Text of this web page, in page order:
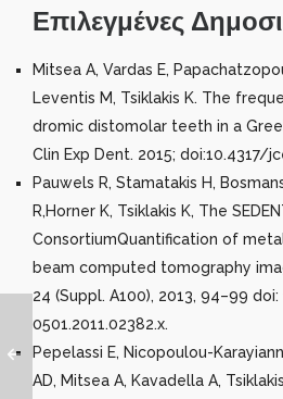
Επιλεγμένες
Mitsea A, Vardas E,
Leventis M, Tsiklakis K. The
dromic distomolar teeth in a
Clin Exp Dent. 2015; doi:10.4317/
Pauwels R, Stamatakis H,
R,Horner K, Tsiklakis K, The
ConsortiumQuantification of
beam computed tomography
24 (Suppl. A100), 2013, 94–99
0501.2011.02382.x.
Pepelassi E, Nicopoulou-
AD, Mitsea A, Kavadella A,